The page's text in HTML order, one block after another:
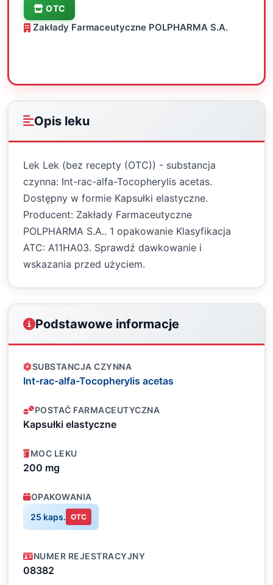
OTC
Zakłady Farmaceutyczne POLPHARMA S.A.
Opis leku
Lek Lek (bez recepty (OTC)) - substancja
czynna: Int-rac-alfa-Tocopherylis acetas.
Dostępny w formie Kapsułki elastyczne.
Producent: Zakłady Farmaceutyczne
POLPHARMA S.A.. 1 opakowanie Klasyfikacja
ATC: A11HA03. Sprawdź dawkowanie i
wskazania przed użyciem.
Podstawowe informacje
SUBSTANCJA CZYNNA
Int-rac-alfa-Tocopherylis acetas
POSTAĆ FARMACEUTYCZNA
Kapsułki elastyczne
MOC LEKU
200 mg
OPAKOWANIA
25 kaps. OTC
NUMER REJESTRACYJNY
08382